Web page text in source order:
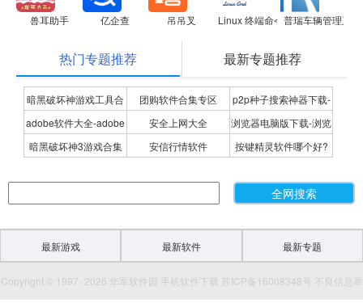
兽耳助手 亿企查 吊吊叉 Linux 终端命令行普瑞车辆管理系统
热门专题推荐 最新专题推荐
暗黑破坏神游戏工具合
集
团购软件合集专区
p2p种子搜索神器下载-
P2P种子搜索神器专题
adobe软件大全-adobe
全系列软件下载-adobe
安全上网大全
浏览器电脑版下载-浏览
器下载合集
暗黑破坏神3游戏合集 安信行情软件
按键精灵软件哪个好?
最新游戏 最新软件 最新专题
Copyright © 1997- 2026 华军软件园 手机软件下载 苏ICP备16008348号 不良信息举